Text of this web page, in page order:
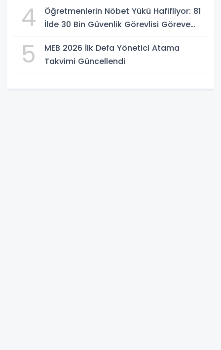
4
Öğretmenlerin Nöbet Yükü Hafifliyor: 81
İlde 30 Bin Güvenlik Görevlisi Göreve
5
MEB 2026 İlk Defa Yönetici Atama
Takvimi Güncellendi